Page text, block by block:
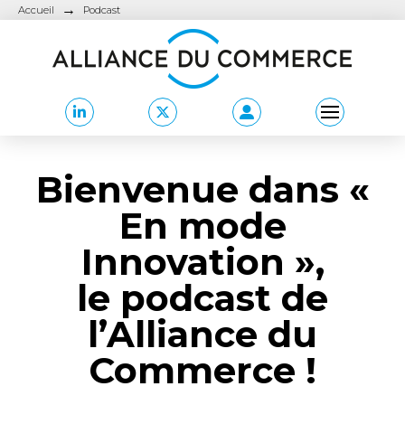
Accueil → Podcast
Bienvenue dans «
En mode
Innovation »,
le podcast de
l’Alliance du
Commerce !